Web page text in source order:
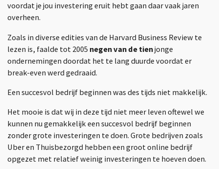
voordat je jou investering eruit hebt gaan daar vaak jaren
overheen.
Zoals in diverse edities van de Harvard Business Review te
lezen is, faalde tot 2005 negen van de tienjonge
ondernemingen doordat het te lang duurde voordat er
break-even werd gedraaid.
Een succesvol bedrijf beginnen was des tijds niet makkelijk.
Het mooie is dat wij in deze tijd niet meer leven oftewel we
kunnen nu gemakkelijk een succesvol bedrijf beginnen
zonder grote investeringen te doen. Grote bedrijven zoals
Uber en Thuisbezorgd hebben een groot online bedrijf
opgezet met relatief weinig investeringen te hoeven doen.